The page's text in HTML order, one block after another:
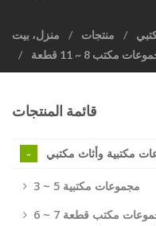
منزل، بيت منتجات
مكتب 8 ~ 11 قطعة
قائمة المنتجات
مكتبية وأثاث مكتبي
3 ~ 5 مجموعات مكتبية
7 مجموعات مكتب قطعة